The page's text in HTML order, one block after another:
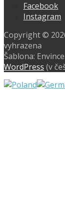
Facebook
Instagram
Copyright ©
vyhrazena
Šablona:
WordPress (v